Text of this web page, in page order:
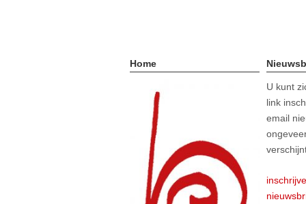
Home
U kunt
link
email